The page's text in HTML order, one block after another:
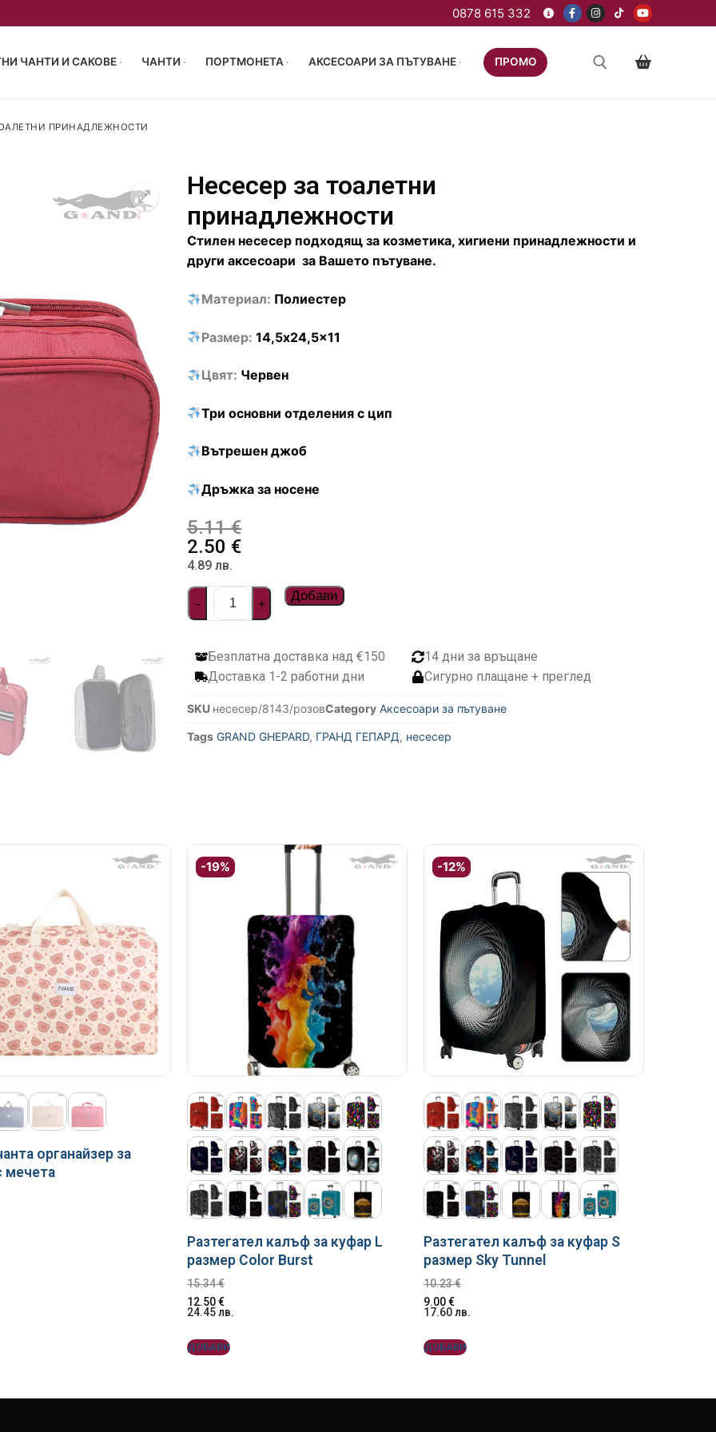
ЧАНТИ И САКОВЕ ЧАНТИ ПОРТМОНЕТА АКСЕСОАРИ ЗА ПЪТУВАНЕ ПРОМО
40/23 см
сакове
чанти
чантикожа
и водоустойчиви
и документи
пътуване
на куфари
пътнически бутилки
куфари
ПРИНАДЛЕЖНОСТИ
Несесер за тоалетни
принадлежности
Стилен несесер подходящ за козметика, хигиени принадлежности и
други аксесоари за Вашето пътуване.
Материал: Полиестер
Размер: 14,5x24,5x11
Цвят: Червен
Три основни отделения с цип
Вътрешен джоб
Дръжка за носене
5.11€
2.50 €
4.89 лв.
- + Добави
Безплатна доставка над €150
14 дни за връщане
Доставка 1-2 работни дни
Сигурно плащане + преглед
SKU несесер/8143/розовCategory Аксесоари за пътуване
Tags GRAND GHEPARD, ГРАНД ГЕПАРД, несесер
органайзер за
мечета
-19%
Разтегател калъф за куфар L
размер Color Burst
15.34€
12.50€
24.45лв.
ДОБАВИ
-12%
Разтегател калъф за куфар S
размер Sky Tunnel
10.23€
9.00€
17.60лв.
ДОБАВИ